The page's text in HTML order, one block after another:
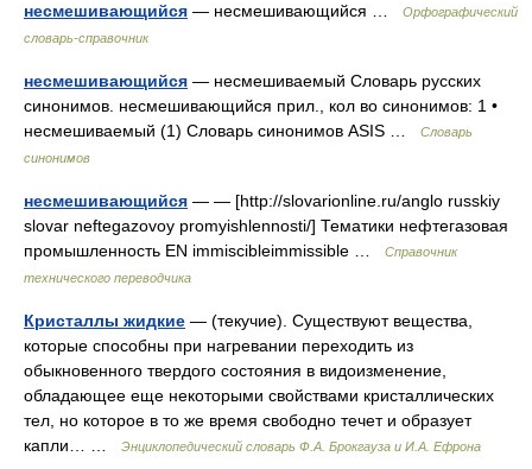
несмешивающийся — несмешивающийся …
Орфографический
словарь-справочник
несмешивающийся — несмешиваемый Словарь русских
синонимов. несмешивающийся прил., кол во синонимов: 1 •
несмешиваемый (1) Словарь синонимов ASIS …
Словарь
синонимов
несмешивающийся — — [http://slovarionline.ru/anglo russkiy
slovar neftegazovoy promyishlennosti/] Тематики нефтегазовая
промышленность EN immiscibleimmissible …
Справочник
технического переводчика
Кристаллы жидкие — (текучие). Существуют вещества,
которые способны при нагревании переходить из
обыкновенного твердого состояния в видоизменение,
обладающее еще некоторыми свойствами кристаллических
тел, но которое в то же время свободно течет и образует
капли… …
Энциклопедический словарь Ф.А. Брокгауза и И.А. Ефрона